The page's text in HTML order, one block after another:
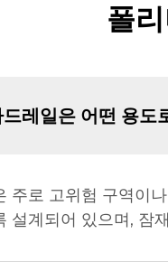
폴
레일은 어떤 용도
주로 고위험 구역이
설계되어 있으며, 잠